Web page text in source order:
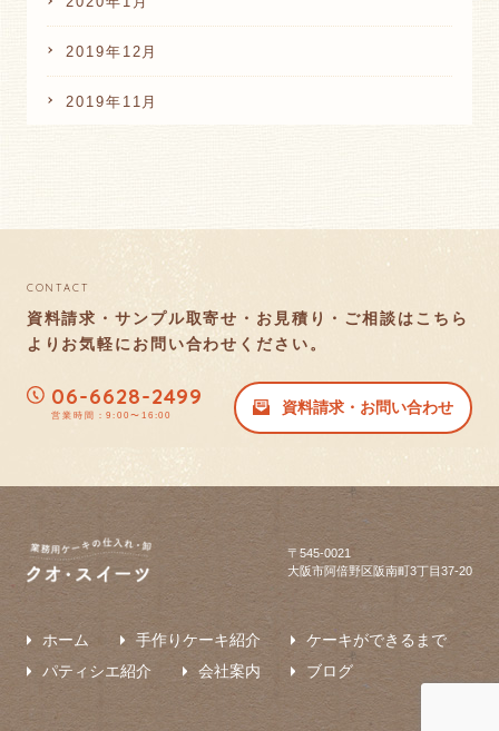
2019年12月
2019年11月
CONTACT
資料請求・サンプル取寄せ・お見積り・ご相談はこちら
より お気軽にお問い合わせください。
06-6628-2499
営業時間：9:00〜16:00 資料請求・お問い合わせ
〒545-0021
大阪市阿倍野区阪南町3丁目37-20
ホーム 手作りケーキ紹介
ケーキができるまで
パティシエ紹介
会社案内 ブログ